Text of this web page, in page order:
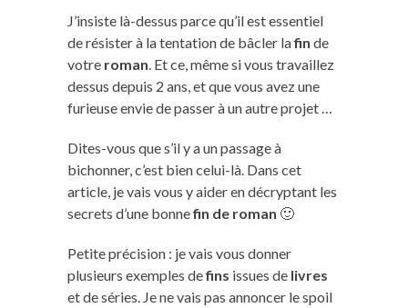
J’insiste là-dessus parce qu’il est essentiel
de résister à la tentation de bâcler lafin de
votre roman . Et ce, même si vous travaillez
dessus depuis 2 ans, et que vous avez une
furieuse envie de passer à un autre projet …
Dites-vous que s’il y a un passage à
bichonner, c’est bien celui-là. Dans cet
article, je vais vous y aider en décryptant les
secrets d’une bonnefin de roman 🙂
Petite précision : je vais vous donner
plusieurs exemples defins issues de livres
et de séries. Je ne vais pas annoncer le spoil